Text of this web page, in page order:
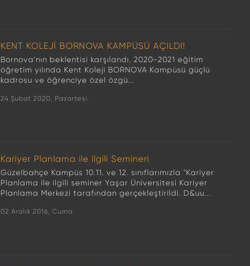
KENT KOLEJİ BORNOVA KAMPÜSÜ AÇILDI!
Bornova’nın beklentisi karşılandı. 2020-2021 eğitim
öğretim yılında Kent Koleji BORNOVA Kampüsü güçlü
kadrosu ve öğrenciye özel özgü...
24 Şubat 2020, Pazartesi
Kariyer Planlama ile ilgili Semineri
Güzelbahçe Kampüs 10.11. ve 12. sınıflarımızla "Kariyer
Planlama ile ilgili seminer Yaşar Üniversitesi Kariyer
Planlama Merkezi tarafından gerçekleştirildi. D&uu...
02 Aralık 2016, Cuma